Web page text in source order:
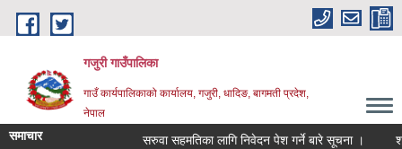
Skip to main content
गजुरी गाउँपालिका
गाउँ कार्यपालिकाको कार्यालय, गजुरी, धादिङ, बागमती प्रदेश,
नेपाल
समाचार सरुवा सहमतिका लागि निवेदन पेश गर्ने बारे सूचना ।